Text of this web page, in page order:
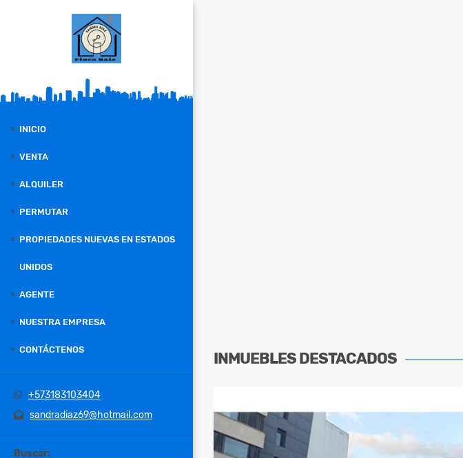
INICIO
VENTA
ALQUILER
PERMUTAR
PROPIEDADES NUEVAS EN ESTADOS
UNIDOS
AGENTE
NUESTRA EMPRESA
CONTÁCTENOS
+573183103404
sandradiaz69@hotmail.com
Buscar:
INMUEBLESDESTACADOS